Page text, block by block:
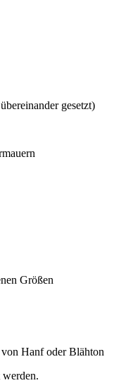
gesetzt)
Größen
Hanf oder Blähton